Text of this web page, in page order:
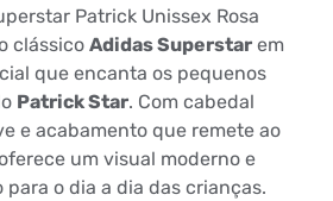
Patrick Unissex Rosa
clássico Adidas Superstar em
que encanta os pequenos
Patrick Star. Com cabedal
e acabamento que remete ao
um visual moderno e
o dia a dia das crianças.